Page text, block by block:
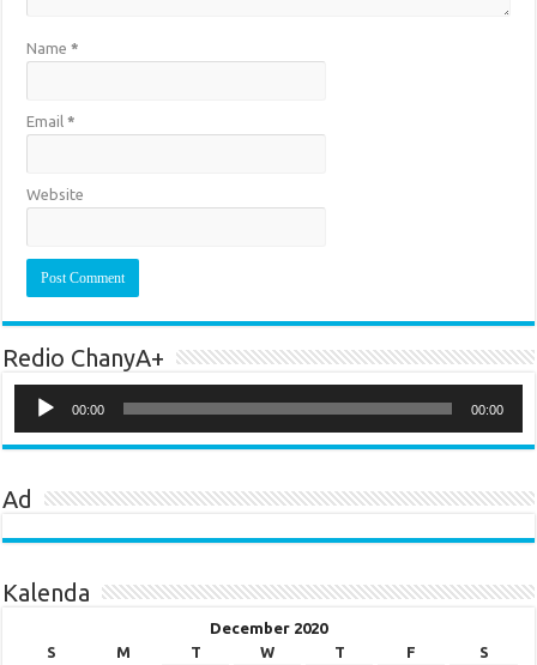
Name*
Email*
Website
Redio ChanyA+
Player
00:00 00:00
Ad
Kalenda
December 2020
S
M T W T F
S